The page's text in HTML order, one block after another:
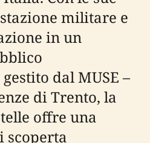
militare e
in un
dal MUSE –
di Trento, la
offre una
scoperta